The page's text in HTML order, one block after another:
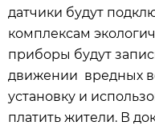
датчики будут
комплексам
приборы будут
движении вредных
установку и
платить жители. В